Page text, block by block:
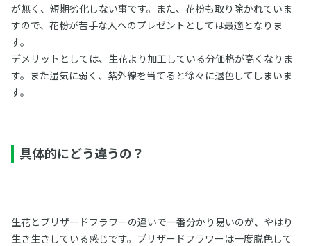
が無く、短期劣化しない事です。また、花粉も取り除かれていま
すので、花粉が苦手な人へのプレゼントとしては最適となりま
す。
デメリットとしては、生花より加工している分価格が高くなりま
す。また湿気に弱く、紫外線を当てると徐々に退色してしまいま
す。
具体的にどう違うの？
生花とブリザードフラワーの違いで一番分かり易いのが、やはり
生き生きしている感じです。ブリザードフラワーは一度脱色して